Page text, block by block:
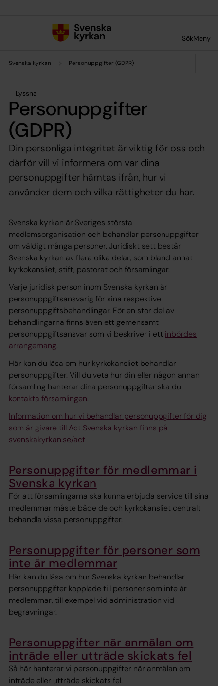
SökMeny
Svenska kyrkan Personuppgifter (GDPR)
Lyssna
Personuppgifter
(GDPR)
Din personliga integritet är viktig för oss och
därför vill vi informera om var dina
personuppgifter hämtas ifrån, hur vi
använder dem och vilka rättigheter du har.
Svenska kyrkan är Sveriges största
medlemsorganisation och behandlar personuppgifter
om väldigt många personer. Juridiskt sett består
Svenska kyrkan av flera olika delar, som bland annat
kyrkokansliet, stift, pastorat och församlingar.
Varje juridisk person inom Svenska kyrkan är
personuppgiftsansvarig för sina respektive
personuppgiftsbehandlingar. För en stor del av
behandlingarna finns även ett gemensamt
personuppgiftsansvar som vi beskriver i ett inbördes
arrangemang.
Här kan du läsa om hur kyrkokansliet behandlar
personuppgifter. Vill du veta hur din eller någon annan
församling hanterar dina personuppgifter ska du
kontakta församlingen.
Information om hur vi behandlar personuppgifter för dig
som är givare till Act Svenska kyrkan finns på
svenskakyrkan.se/act
Personuppgifter för medlemmar i
Svenska kyrkan
För att församlingarna ska kunna erbjuda service till sina
medlemmar måste både de och kyrkokansliet centralt
behandla vissa personuppgifter.
Personuppgifter för personer som
inte är medlemmar
Här kan du läsa om hur Svenska kyrkan behandlar
personuppgifter kopplade till personer som inte är
medlemmar, till exempel vid administration vid
begravningar.
Personuppgifter när anmälan om
inträde eller utträde skickats fel
Så här hanterar vi personuppgifter när anmälan om
inträde eller utträde skickats fel.